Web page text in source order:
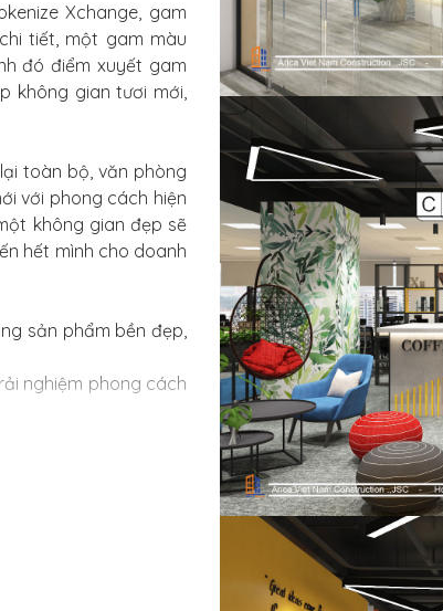
Xchange, gam
tiết, một gam màu
đó điểm xuyết gam
không gian tươi mới,
toàn bộ, văn phòng
với phong cách hiện
không gian đẹp sẽ
hết mình cho doanh
sản phẩm bền đẹp,
nghiệm phong cách